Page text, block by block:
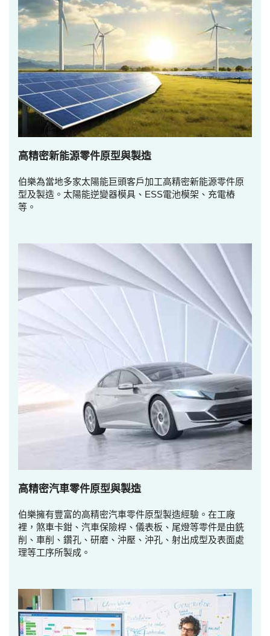
高精密新能源零件原型與製造
伯樂為當地多家太陽能巨頭客戶加工高精密新能源零件原
型及製造。太陽能逆變器模具、ESS電池模架、充電樁
等。
高精密汽車零件原型與製造
伯樂擁有豐富的高精密汽車零件原型製造經驗。在工廠
裡，煞車卡鉗、汽車保險桿、儀表板、尾燈等零件是由銑
削、車削、鑽孔、研磨、沖壓、沖孔、射出成型及表面處
理等工序所製成。